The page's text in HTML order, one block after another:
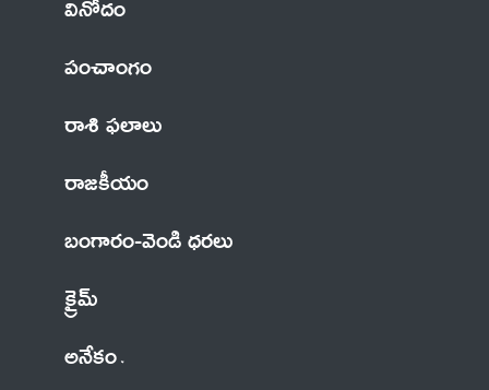
పంచాంగం
రాశి ఫలాలు
రాజకీయం
బంగారం-వెండి ధరలు
క్రైమ్
అనేకం